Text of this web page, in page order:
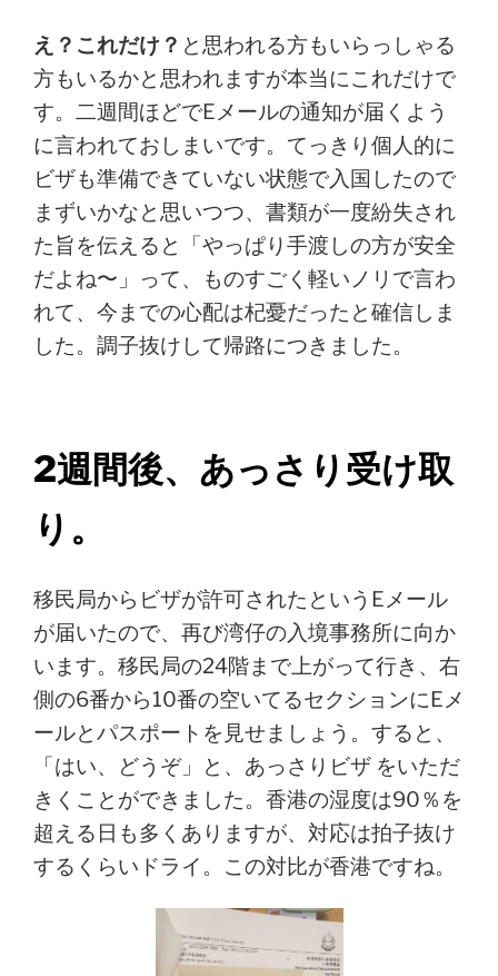
え？これだけ？ と思われる方もいらっしゃる
方もいるかと思われますが本当にこれだけで
す。二週間ほどでEメールの通知が届くよう
に言われておしまいです。てっきり個人的に
ビザも準備できていない状態で入国したので
まずいかなと思いつつ、書類が一度紛失され
た旨を伝えると「やっぱり手渡しの方が安全
だよね〜」って、ものすごく軽いノリで言わ
れて、今までの心配は杞憂だったと確信しま
した。調子抜けして帰路につきました。
2週間後、あっさり受け取
り。
移民局からビザが許可されたというEメール
が届いたので、再び湾仔の入境事務所に向か
います。移民局の24階まで上がって行き、右
側の6番から10番の空いてるセクションにEメ
ールとパスポートを見せましょう。すると、
「はい、どうぞ」と、あっさりビザ をいただ
きくことができました。香港の湿度は90％を
超える日も多くありますが、対応は拍子抜け
するくらいドライ。この対比が香港ですね。